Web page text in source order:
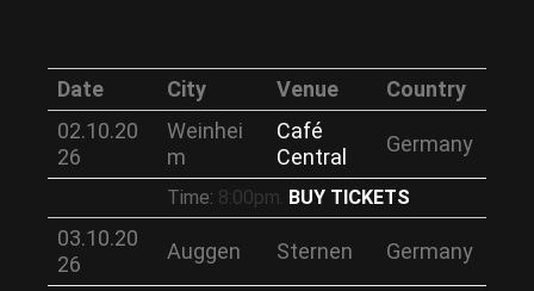
Date City Venue
Country
02.10.20
26
Weinhei
m
Café
Central
Germany
Time: 8:00pm. BUY TICKETS
03.10.20
26
Auggen Sternen Germany